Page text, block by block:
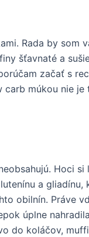
Rada by som
šťavnaté a
začať s
múkou nie je
Hoci si
a gliadínu,
obilnín. Práve
úplne
do koláčov,